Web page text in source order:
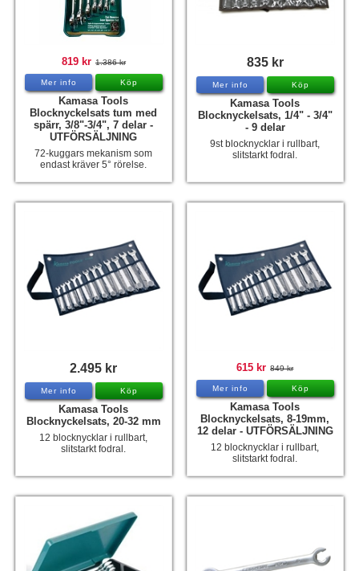
819 kr 1.386 kr
Mer info Köp
Kamasa Tools
Blocknyckelsats tum med
spärr, 3/8"-3/4", 7 delar -
UTFÖRSÄLJNING
72-kuggars mekanism som
endast kräver 5° rörelse.
835 kr
Mer info Köp
Kamasa Tools
Blocknyckelsats, 1/4" - 3/4"
- 9 delar
9st blocknycklar i rullbart,
slitstarkt fodral.
2.495 kr
Mer info Köp
Kamasa Tools
Blocknyckelsats, 20-32 mm
12 blocknycklar i rullbart,
slitstarkt fodral.
615 kr 849 kr
Mer info Köp
Kamasa Tools
Blocknyckelsats, 8-19mm,
12 delar - UTFÖRSÄLJNING
12 blocknycklar i rullbart,
slitstarkt fodral.